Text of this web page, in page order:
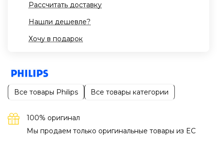
Рассчитать доставку
Нашли дешевле?
Хочу в подарок
Все товары Philips Все товары категории
100% оригинал
Мы продаем только оригинальные товары из EC